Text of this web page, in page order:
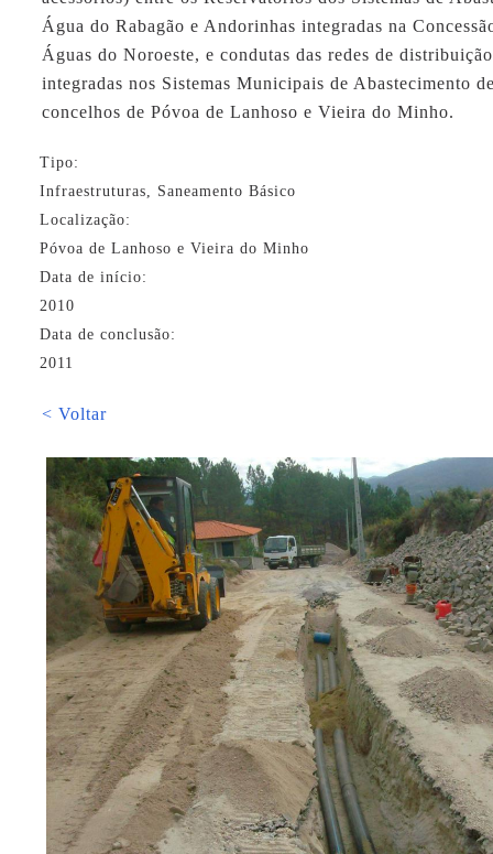
Água do Rabagão e Andorinhas integradas na
Águas do Noroeste, e condutas das redes de
integradas nos Sistemas Municipais de Abastecimento
concelhos de Póvoa de Lanhoso e Vieira do Minho.
Tipo:
Infraestruturas, Saneamento Básico
Localização:
Póvoa de Lanhoso e Vieira do Minho
Data de início:
2010
Data de conclusão:
2011
< Voltar